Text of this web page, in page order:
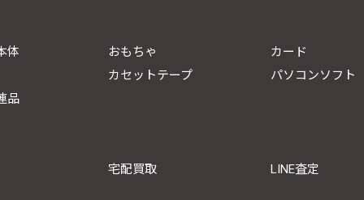
体 おもちゃ カード
カセットテープ
パソコンソフト
品
宅配買取 LINE査定